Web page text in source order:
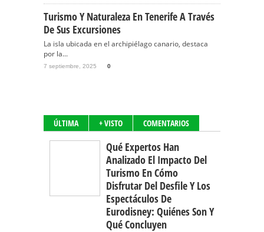
Turismo Y Naturaleza En Tenerife A Través
De Sus Excursiones
La isla ubicada en el archipiélago canario, destaca
por la...
7 septiembre, 2025 0
ÚLTIMA + VISTO COMENTARIOS
Qué Expertos Han
Analizado El Impacto Del
Turismo En Cómo
Disfrutar Del Desfile Y Los
Espectáculos De
Eurodisney: Quiénes Son Y
Qué Concluyen